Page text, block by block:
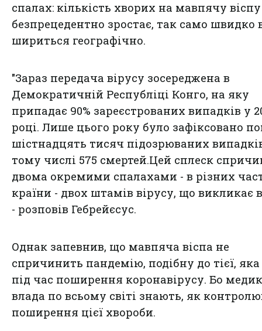
спалах: кількість хворих на мавпячу віспу
безпрецедентно зростає, так само швидко
шириться географічно.
"Зараз передача вірусу зосереджена в
Демократичній Республіці Конго, на яку
припадає 90% зареєстрованих випадків у
році. Лише цього року було зафіксовано
шістнадцять тисяч підозрюваних
тому числі 575 смертей.Цей сплеск
двома окремими спалахами - в різних
країни - двох штамів вірусу, що викликає
- розповів Гебрейєсус.
Однак запевнив, що мавпяча віспа не
спричинить пандемію, подібну до тієї,
під час поширення коронавірусу. Бо
влада по всьому світі знають, як
поширення цієї хвороби.